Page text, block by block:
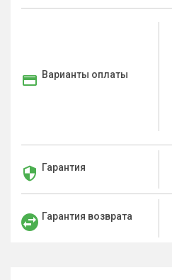
Варианты оплаты
Гарантия
Гарантия возврата